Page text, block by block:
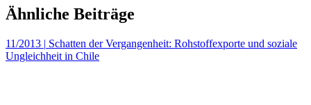
Ähnliche Beiträge
11/2013 | Schatten der Vergangenheit: Rohstoffexporte und soziale
Ungleichheit in Chile